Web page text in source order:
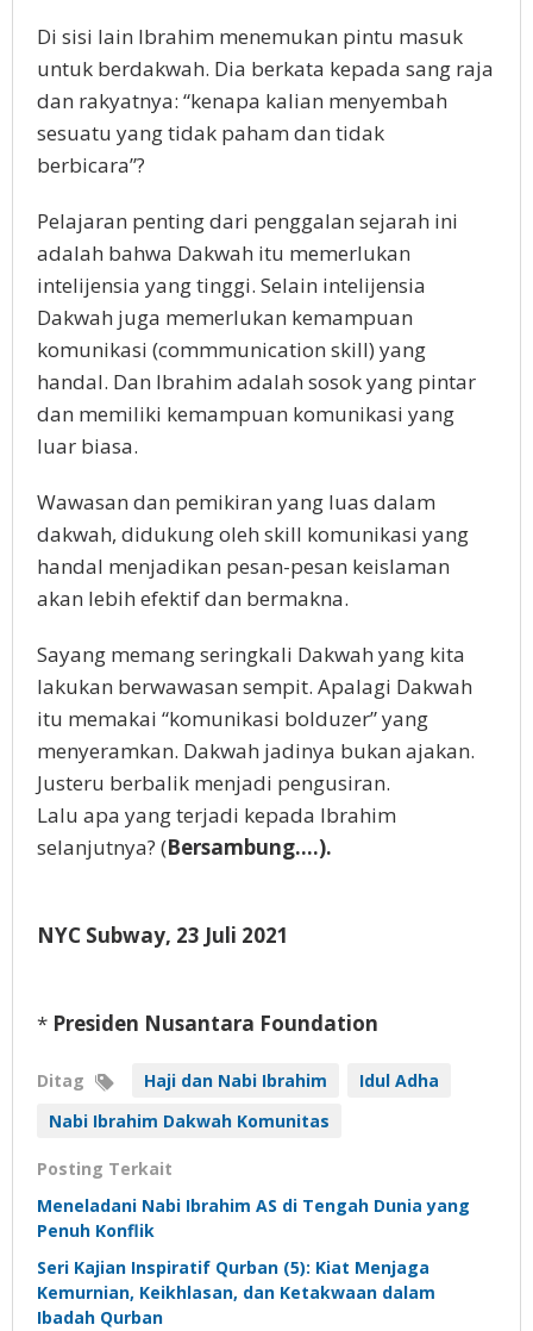
Di sisi lain Ibrahim menemukan pintu masuk
untuk berdakwah. Dia berkata kepada sang raja
dan rakyatnya: “kenapa kalian menyembah
sesuatu yang tidak paham dan tidak
berbicara”?
Pelajaran penting dari penggalan sejarah ini
adalah bahwa Dakwah itu memerlukan
intelijensia yang tinggi. Selain intelijensia
Dakwah juga memerlukan kemampuan
komunikasi (commmunication skill) yang
handal. Dan Ibrahim adalah sosok yang pintar
dan memiliki kemampuan komunikasi yang
luar biasa.
Wawasan dan pemikiran yang luas dalam
dakwah, didukung oleh skill komunikasi yang
handal menjadikan pesan-pesan keislaman
akan lebih efektif dan bermakna.
Sayang memang seringkali Dakwah yang kita
lakukan berwawasan sempit. Apalagi Dakwah
itu memakai “komunikasi bolduzer” yang
menyeramkan. Dakwah jadinya bukan ajakan.
Justeru berbalik menjadi pengusiran.
Lalu apa yang terjadi kepada Ibrahim
selanjutnya? (Bersambung….).
NYC Subway, 23 Juli 2021
* Presiden Nusantara Foundation
Ditag Haji dan Nabi Ibrahim
Idul Adha
Nabi Ibrahim Dakwah Komunitas
Posting Terkait
Meneladani Nabi Ibrahim AS di Tengah Dunia yang
Penuh Konflik
Seri Kajian Inspiratif Qurban (5): Kiat Menjaga
Kemurnian, Keikhlasan, dan Ketakwaan dalam
Ibadah Qurban